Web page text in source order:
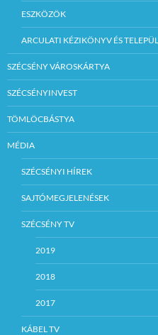
ESZKÖZÖK
ARCULATI KÉZIKÖNYV ÉS
SZÉCSÉNY VÁROSKÁRTYA
SZÉCSÉNYINVEST
TÖMLÖCBÁSTYA
MÉDIA
SZÉCSÉNYI HÍREK
SAJTÓMEGJELENÉSEK
SZÉCSÉNY TV
2019
2018
2017
KÁBEL TV